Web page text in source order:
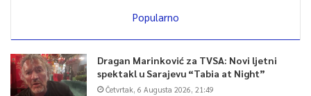
Popularno
Dragan Marinković za TVSA: Novi ljetni
spektakl u Sarajevu “Tabia at Night”
Četvrtak, 6 Augusta 2026, 21:49